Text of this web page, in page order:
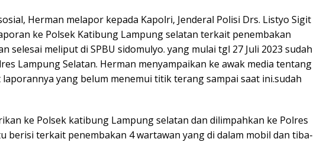
Herman melapor kepada Kapolri, Jenderal Polisi Drs. Listyo Sigit
ke Polsek Katibung Lampung selatan terkait penembakan
selesai meliput di SPBU sidomulyo. yang mulai tgl 27 Juli 2023 sudah
Lampung Selatan. Herman menyampaikan ke awak media tentang
yang belum menemui titik terang sampai saat ini.sudah
ke Polsek katibung Lampung selatan dan dilimpahkan ke Polres
berisi terkait penembakan 4 wartawan yang di dalam mobil dan tiba-